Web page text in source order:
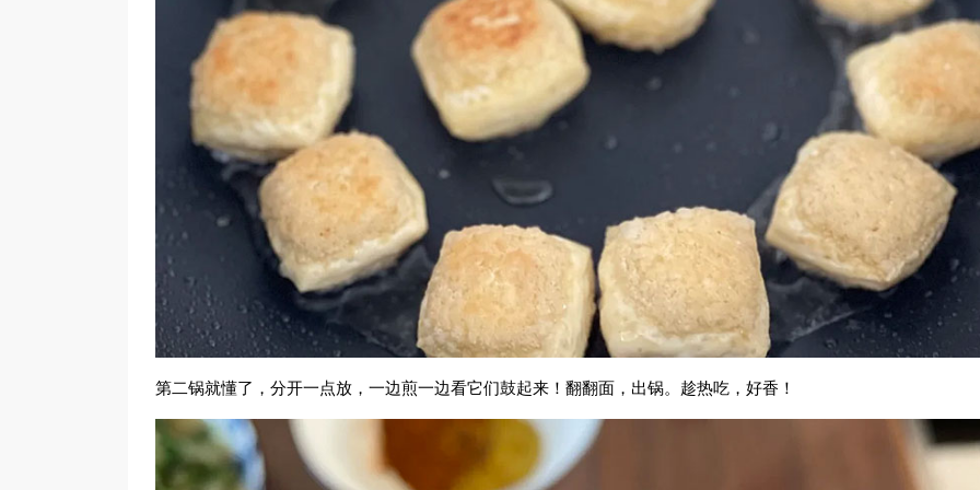
第二锅就懂了，分开一点放，一边煎一边看它们鼓起来！翻翻面，出锅。趁热吃，好香！